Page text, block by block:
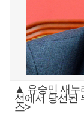
▲ 유승민 새누
선에서 당선된
스>